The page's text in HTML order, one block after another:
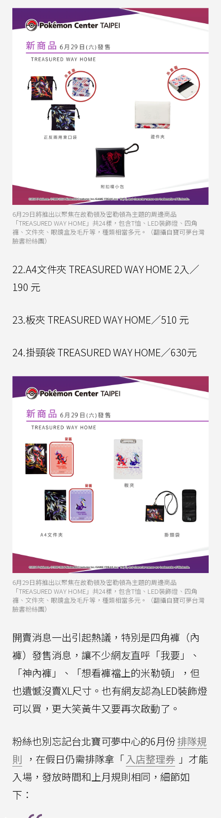
6月29日將推出以聚焦在故勒頓及密勒頓為主題的周邊商品
「TREASURED WAY HOME」共24樣，包含T恤、LED裝飾燈、四角
褲、文件夾、眼鏡盒及毛斤等，種類相當多元。（翻攝自寶可夢台灣
臉書粉絲團）
22.A4文件夾 TREASURED WAY HOME 2入／
190 元
23.板夾 TREASURED WAY HOME／510 元
24.掛頸袋 TREASURED WAY HOME／630元
6月29日將推出以聚焦在故勒頓及密勒頓為主題的周邊商品
「TREASURED WAY HOME」共24樣，包含T恤、LED裝飾燈、四角
褲、文件夾、眼鏡盒及毛斤等，種類相當多元。（翻攝自寶可夢台灣
臉書粉絲團）
開賣消息一出引起熱議，特別是四角褲（內
褲）發售消息，讓不少網友直呼「我要」、
「神內褲」、「想看褲襠上的米勒頓」，但
也遺憾沒賣XL尺寸。也有網友認為LED裝飾燈
可以買，更大笑黃牛又要再次啟動了。
粉絲也別忘記台北寶可夢中心的6月份排隊規
則 ，在假日仍需排隊拿「入店整理券 」才能
入場，發放時間和上月規則相同，細節如
下：